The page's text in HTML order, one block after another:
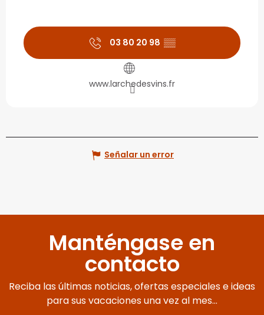
03 80 20 98 ▒▒
www.larchedesvins.fr
Señalar un error
Manténgase en
contacto
Reciba las últimas noticias, ofertas especiales e ideas
para sus vacaciones una vez al mes...